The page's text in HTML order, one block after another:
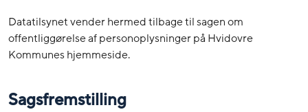
Datatilsynet vender hermed tilbage til sagen om
offentliggørelse af personoplysninger på Hvidovre
Kommunes hjemmeside.
Sagsfremstilling